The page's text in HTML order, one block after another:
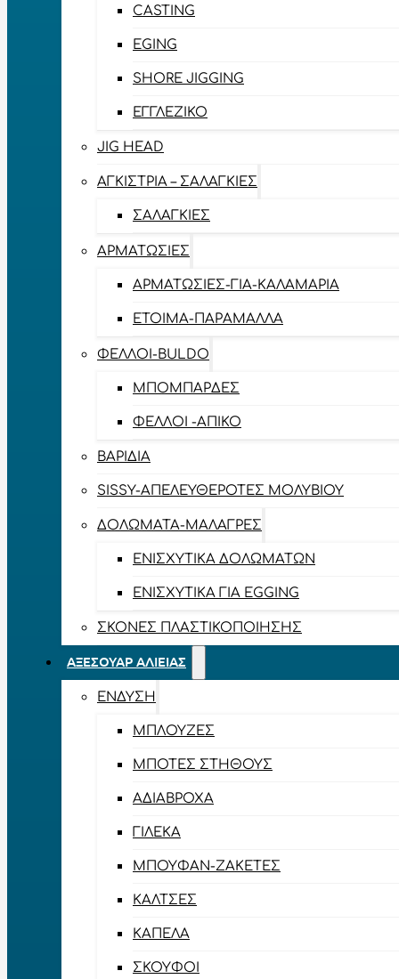
CASTING
EGING
SHORE JIGGING
ΕΓΓΛΈΖΙΚΟ
JIG HEAD
ΑΓΚΊΣΤΡΙΑ – ΣΑΛΑΓΚΙΈΣ
ΣΑΛΑΓΚΙΈΣ
ΑΡΜΑΤΩΣΙΈΣ
ΑΡΜΑΤΩΣΙΈΣ-ΓΙΑ-ΚΑΛΑΜΆΡΙΑ
ΈΤΟΙΜΑ-ΠΑΡΆΜΑΛΛΑ
ΦΕΛΛΟΊ-BULDO
ΜΠΟΜΠΆΡΔΕΣ
ΦΕΛΛΟΊ -ΑΠΊΚΟ
ΒΑΡΊΔΙΑ
SISSY-ΑΠΕΛΕΥΘΕΡΟΤΈΣ ΜΟΛΥΒΙΟΎ
ΔΟΛΏΜΑΤΑ-ΜΑΛΆΓΡΕΣ
ΕΝΙΣΧΥΤΙΚΆ ΔΟΛΩΜΆΤΩΝ
ΕΝΙΣΧΥΤΙΚΆ ΓΙΑ EGGING
ΣΚΌΝΕΣ ΠΛΑΣΤΙΚΟΠΟΊΗΣΗΣ
ΑΞΕΣΟΥΆΡ ΑΛΙΕΊΑΣ
ΈΝΔΥΣΗ
ΜΠΛΟΎΖΕΣ
ΜΠΌΤΕΣ ΣΤΉΘΟΥΣ
ΑΔΙΆΒΡΟΧΑ
ΓΙΛΈΚΑ
ΜΠΟΥΦΆΝ-ΖΑΚΈΤΕΣ
ΚΆΛΤΣΕΣ
ΚΑΠΈΛΑ
ΣΚΟΎΦΟΙ